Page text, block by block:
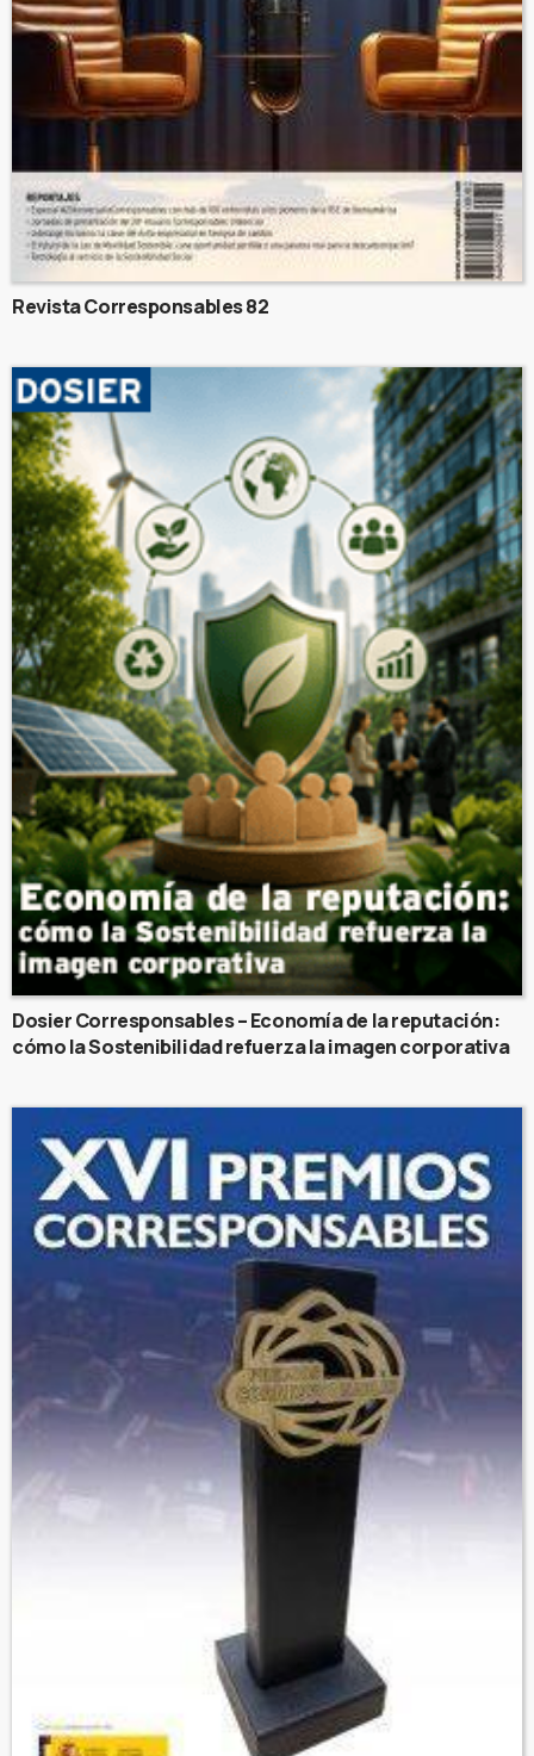
Revista Corresponsables 82
Dosier Corresponsables – Economía de la reputación:
cómo la Sostenibilidad refuerza la imagen corporativa